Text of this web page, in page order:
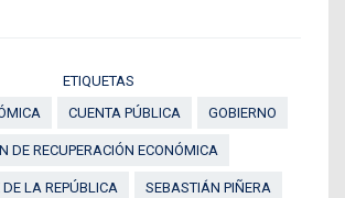
ETIQUETAS
CUENTA PÚBLICA GOBIERNO
DE RECUPERACIÓN ECONÓMICA
DE LA REPÚBLICA SEBASTIÁN PIÑERA